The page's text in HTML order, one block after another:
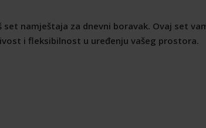
set namještaja za dnevni boravak. Ovaj set
i fleksibilnost u uređenju vašeg prostora.